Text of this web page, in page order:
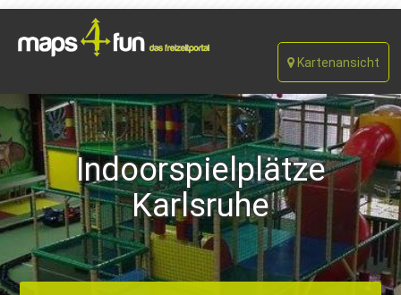
Kartenansicht
Indoorspielplätze
Karlsruhe